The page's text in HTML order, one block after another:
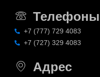
Телефоны
+7 (777) 729 4083
+7 (727) 329 4083
Адрес